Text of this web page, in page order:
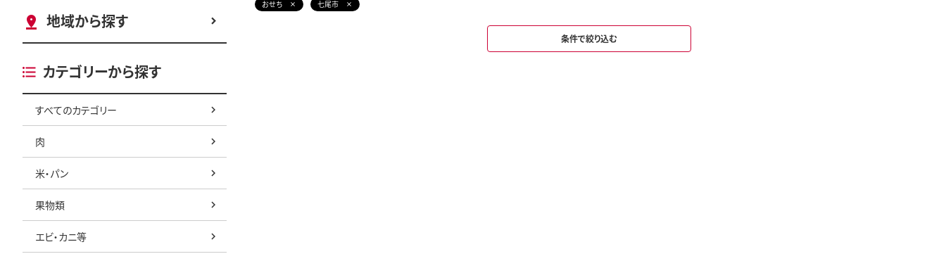
地域から探す
カテゴリーから探す
すべてのカテゴリー
肉
米・パン
果物類
エビ・カニ等
おせち 七尾市
条件で絞り込む